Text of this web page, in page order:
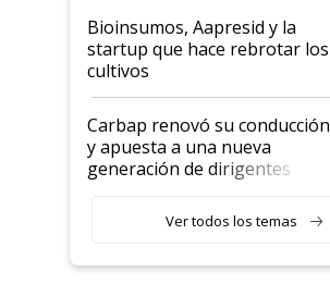
Bioinsumos, Aapresid y la
startup que hace rebrotar los
cultivos
Carbap renovó su conducción
y apuesta a una nueva
generación de dirigentes
Ver todos los temas